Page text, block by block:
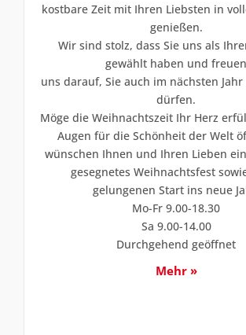
kostbare Zeit mit Ihren Liebsten in
genießen.
Wir sind stolz, dass Sie uns als
gewählt haben und freuen
uns darauf, Sie auch im nächsten
dürfen.
Möge die Weihnachtszeit Ihr Herz
Augen für die Schönheit der Welt
wünschen Ihnen und Ihren Lieben
gesegnetes Weihnachtsfest
gelungenen Start ins neue
Mo-Fr 9.00-18.30
Sa 9.00-14.00
Durchgehend geöffnet
Mehr »